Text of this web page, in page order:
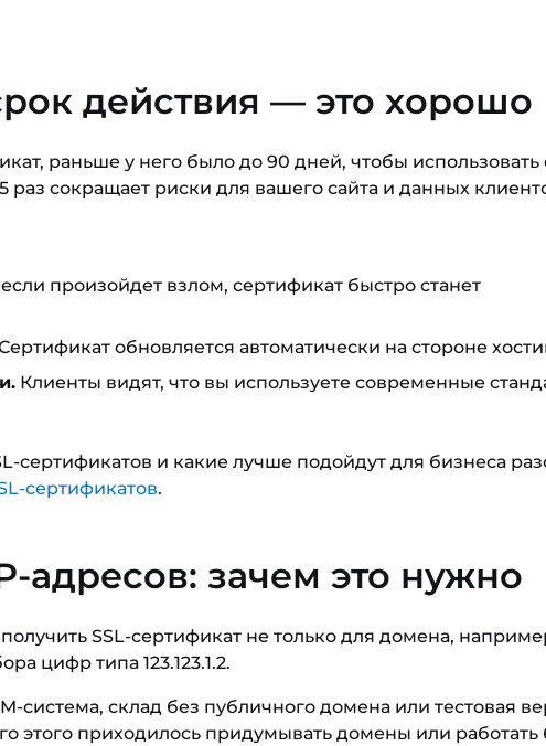
действия — это хорошо
раньше у него было до 90 дней, чтобы использовать
раз сокращает риски для вашего сайта и данных
произойдет взлом, сертификат быстро станет
обновляется автоматически на стороне
Клиенты видят, что вы используете современные
сертификатов и какие лучше подойдут для бизнеса
сертификатов.
адресов: зачем это нужно
SSL-сертификат не только для домена,
цифр типа 123.123.1.2.
система, склад без публичного домена или тестовая
этого приходилось придумывать домены или работать